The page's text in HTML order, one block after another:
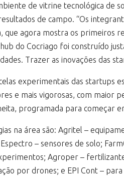
de vitrine tecnológica de
de campo. “Os
que agora mostra os primeiros
do Cocriago foi construído
Trazer as inovações das
experimentais das startups
e mais vigorosas, com maior
programada para começar
na área são: Agritel –
– sensores de solo;
Agroper –
por drones; e EPI Cont –